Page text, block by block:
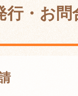
行・お問